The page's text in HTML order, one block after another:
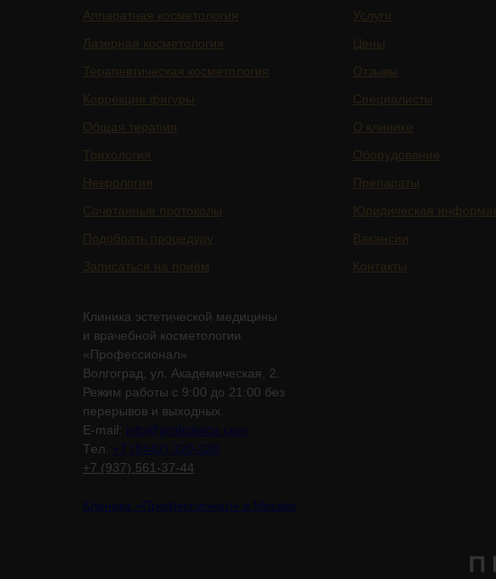
Аппаратная косметология
Лазерная косметология
Терапевтическая косметология
Коррекция фигуры
Общая терапия
Трихология
Неврология
Сочетанные протоколы
Подобрать процедуру
Записаться на приём
Услуги
Цены
Отзывы
Специалисты
О клинике
Оборудование
Препараты
Юридическая
Вакансии
Контакты
Клиника эстетической медицины
и врачебной косметологии
«Профессионал»
Волгоград, ул. Академическая, 2.
Режим работы с 9:00 до 21:00 без
перерывов и выходных.
E-mail: info@proficlinica.com
Tел. +7 (8442) 320-320
+7 (937) 561-37-44
Клиника «Профессионал» в Москве